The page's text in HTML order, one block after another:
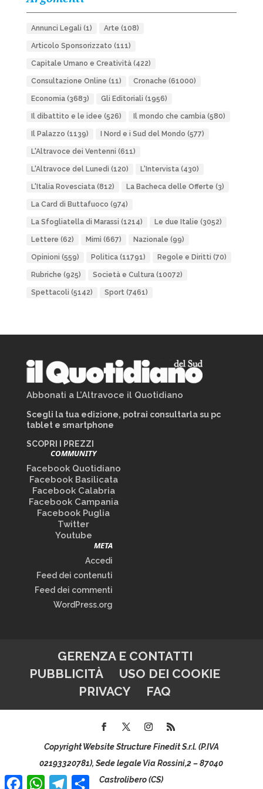
Annunci Legali (1) Arte (108)
Articolo Sponsorizzato (111)
Capitale Umano e Creatività(422)
Consultazione Online (11) Cronache (61000)
Economia(3683) Gli Editoriali (1956)
Il dibattito e le idee (526) Il mondo che cambia(580)
Il Palazzo (1139) I Nord e i Sud del Mondo (577)
L'Altravoce dei Ventenni (611)
L'Altravoce del Lunedì (120) L'Intervista(430)
L'Italia Rovesciata(812) La Bacheca delle Offerte (3)
La Card di Buttafuoco (974)
La Sfogliatella di Marassi (1214) Le due Italie (3052)
Lettere (62) Mimì (667) Nazionale (99)
Opinioni (559) Politica(11791) Regole e Diritti (70)
Rubriche (925) Società e Cultura(10072)
Spettacoli (5142) Sport(7461)
Abbonati a L’Altravoce il Quotidiano
Scegli la tua edizione, potrai consultarla su pc
tablet e smartphone
SCOPRI I PREZZI
COMMUNITY
Facebook Quotidiano
Facebook Basilicata
Facebook Calabria
Facebook Campania
Facebook Puglia
Twitter
Youtube
META
Accedi
Feed dei contenuti
Feed dei commenti
WordPress.org
GERENZA E CONTATTI
PUBBLICITÀ
USO DEI COOKIE
PRIVACY
FAQ
Copyright Website Structure Finedit S.r.l. (P.IVA
02193320781), Sede legale Via Rossini,2 – 87040
Castrolibero (CS)
Facebook
WhatsAppTelegram
Condividi